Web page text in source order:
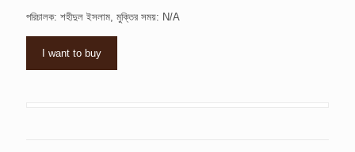
পরিচালক: শহীদুল ইসলাম, মুক্তির সময়: N/A
I want to buy